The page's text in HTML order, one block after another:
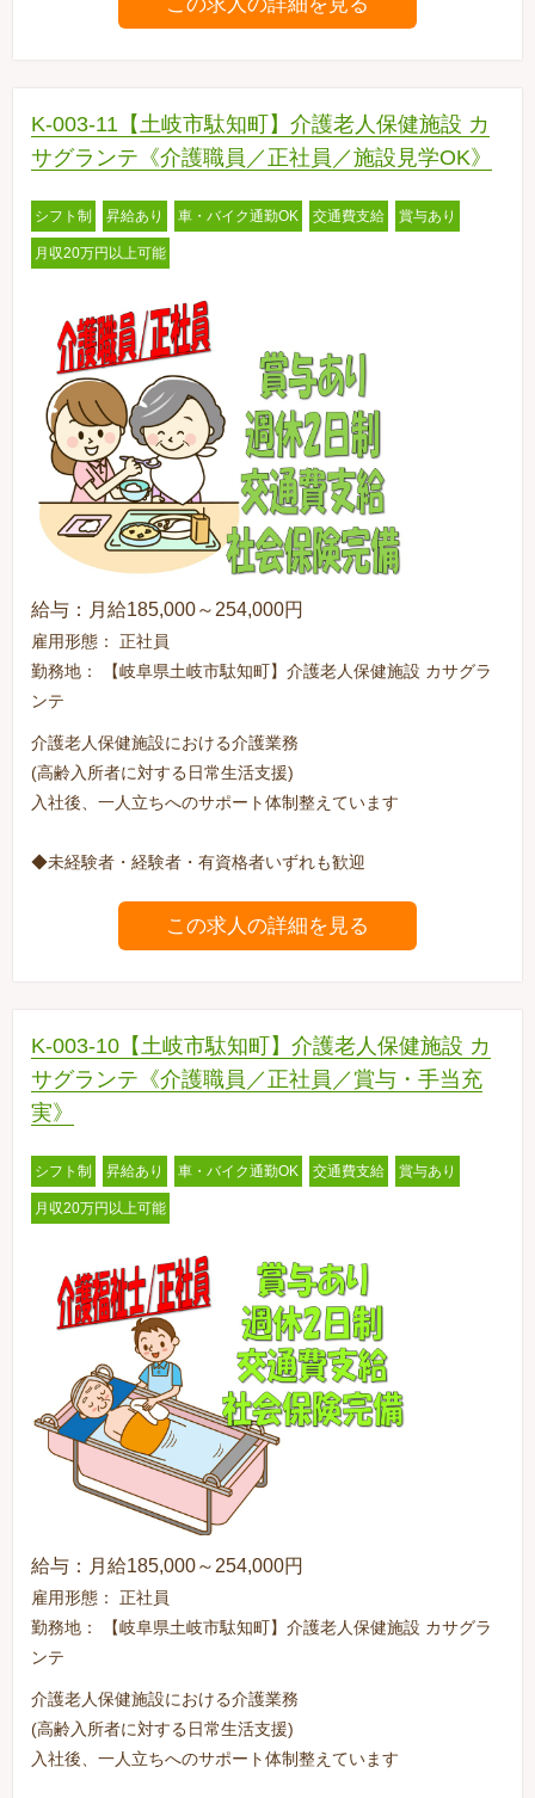
K-003-11【土岐市駄知町】介護老人保健施設 カ
サグランテ《介護職員／正社員／施設見学OK》
シフト制 昇給あり 車・バイク通勤OK 交通費支給 賞与あり
月収20万円以上可能
給与：月給185,000～254,000円
雇用形態： 正社員
勤務地： 【岐阜県土岐市駄知町】介護老人保健施設 カサグラ
ンテ
介護老人保健施設における介護業務
(高齢入所者に対する日常生活支援)
入社後、一人立ちへのサポート体制整えています
◆未経験者・経験者・有資格者いずれも歓迎
この求人の詳細を見る
K-003-10【土岐市駄知町】介護老人保健施設 カ
サグランテ《介護職員／正社員／賞与・手当充
実》
シフト制 昇給あり 車・バイク通勤OK 交通費支給 賞与あり
月収20万円以上可能
給与：月給185,000～254,000円
雇用形態： 正社員
勤務地： 【岐阜県土岐市駄知町】介護老人保健施設 カサグラ
ンテ
介護老人保健施設における介護業務
(高齢入所者に対する日常生活支援)
入社後、一人立ちへのサポート体制整えています